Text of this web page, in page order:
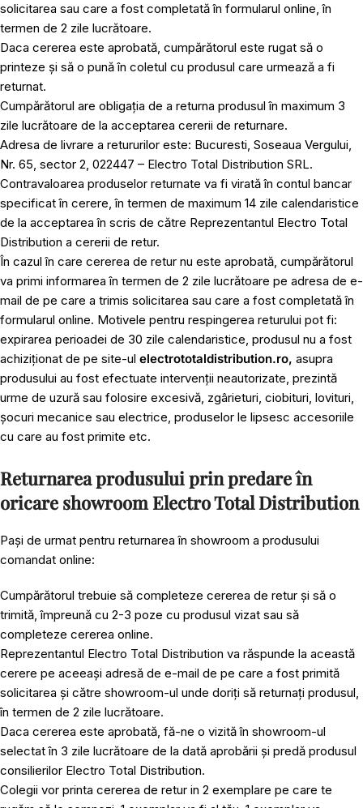
solicitarea sau care a fost completată în formularul online, în
termen de 2 zile lucrătoare.
Daca cererea este aprobată, cumpărătorul este rugat să o
printeze și să o pună în coletul cu produsul care urmează a fi
returnat.
Cumpărătorul are obligația de a returna produsul în maximum 3
zile lucrătoare de la acceptarea cererii de returnare.
Adresa de livrare a retururilor este: Bucuresti, Soseaua Vergului,
Nr. 65, sector 2, 022447 – Electro Total Distribution SRL.
Contravaloarea produselor returnate va fi virată în contul bancar
specificat în cerere, în termen de maximum 14 zile calendaristice
de la acceptarea în scris de către Reprezentantul Electro Total
Distribution a cererii de retur.
În cazul în care cererea de retur nu este aprobată, cumpărătorul
va primi informarea în termen de 2 zile lucrătoare pe adresa de e-
mail de pe care a trimis solicitarea sau care a fost completată în
formularul online. Motivele pentru respingerea returului pot fi:
expirarea perioadei de 30 zile calendaristice, produsul nu a fost
achiziționat de pe site-ul electrototaldistribution.ro, asupra
produsului au fost efectuate intervenții neautorizate, prezintă
urme de uzură sau folosire excesivă, zgârieturi, ciobituri, lovituri,
șocuri mecanice sau electrice, produselor le lipsesc accesoriile
cu care au fost primite etc.
Returnarea produsului prin predare în
oricare showroom Electro Total Distribution
Pași de urmat pentru returnarea în showroom a produsului
comandat online:
Cumpărătorul trebuie să completeze cererea de retur și să o
trimită, împreună cu 2-3 poze cu produsul vizat sau să
completeze cererea online.
Reprezentantul Electro Total Distribution va răspunde la această
cerere pe aceeași adresă de e-mail de pe care a fost primită
solicitarea și către showroom-ul unde doriți să returnați produsul,
în termen de 2 zile lucrătoare.
Daca cererea este aprobată, fă-ne o vizită în showroom-ul
selectat în 3 zile lucrătoare de la dată aprobării și predă produsul
consilierilor Electro Total Distribution.
Colegii vor printa cererea de retur in 2 exemplare pe care te